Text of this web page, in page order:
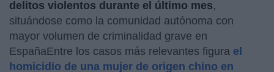
delitos violentos durante el último mes,
situándose como la comunidad autónoma con
mayor volumen de criminalidad grave en
EspañaEntre los casos más relevantes figura el
homicidio de una mujer de origen chino en